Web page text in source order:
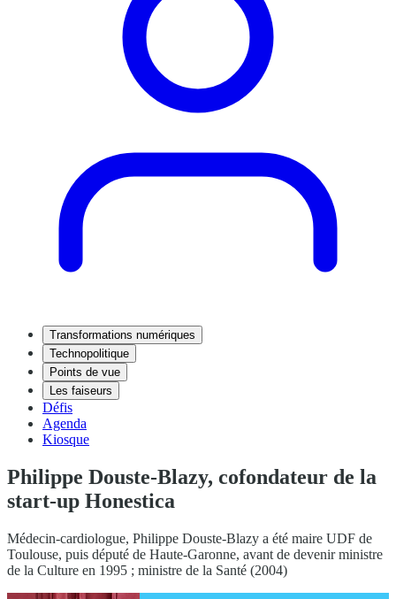
Transformations numériques
Technopolitique
Points de vue
Les faiseurs
Défis
Agenda
Kiosque
Philippe Douste-Blazy, cofondateur de la
start-up Honestica
Médecin-cardiologue, Philippe Douste-Blazy a été maire UDF de
Toulouse, puis député de Haute-Garonne, avant de devenir ministre
de la Culture en 1995 ; ministre de la Santé (2004)